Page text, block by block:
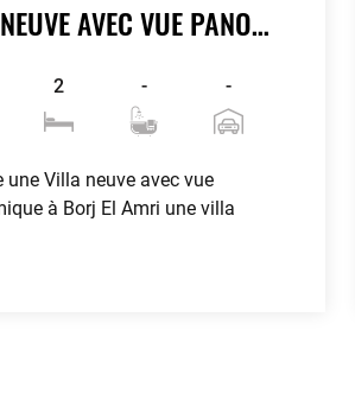
VILLA NEUVE AVEC VUE PANORAMIQUE À BORJ EL AMRI
2 - -
une Villa neuve avec vue
à Borj El Amri une villa